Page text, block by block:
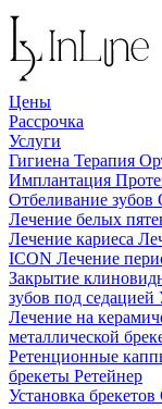
Цены
Рассрочка
Услуги
Гигиена Терапия
Имплантация
Отбеливание зубов
Лечение белых
Лечение кариеса
ICON Лечение
Закрытие
зубов под седацией
Лечение на
металлической
Ретенционные
брекеты Ретейнер
Установка брекетов